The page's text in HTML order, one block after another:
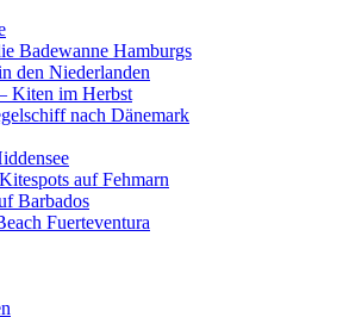
Badewanne Hamburgs
den Niederlanden
Kiten im Herbst
nach Dänemark
auf Fehmarn
Barbados
Fuerteventura